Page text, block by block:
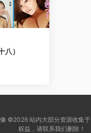
八）
©2026 站内大部分资源收集于
权益，请联系我们删除！